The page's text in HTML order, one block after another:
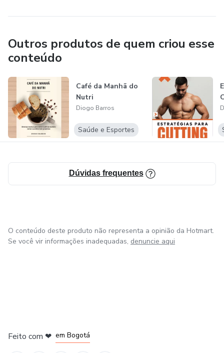
Outros produtos de quem criou esse
conteúdo
Café da Manhã do
Nutri
Diogo Barros
Saúde e Esportes
Dúvidas frequentes
O conteúdo deste produto não representa a opinião da Hotmart.
Se você vir informações inadequadas, denuncie aqui
Feito com ❤ em Bogotá